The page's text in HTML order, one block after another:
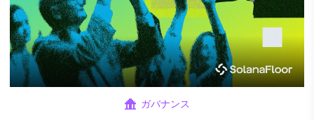
ガバナンス